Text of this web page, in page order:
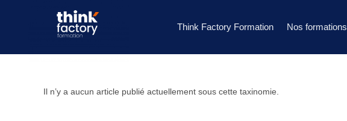
Think Factory Formation Nos formations
Il n’y a aucun article publié actuellement sous cette taxinomie.